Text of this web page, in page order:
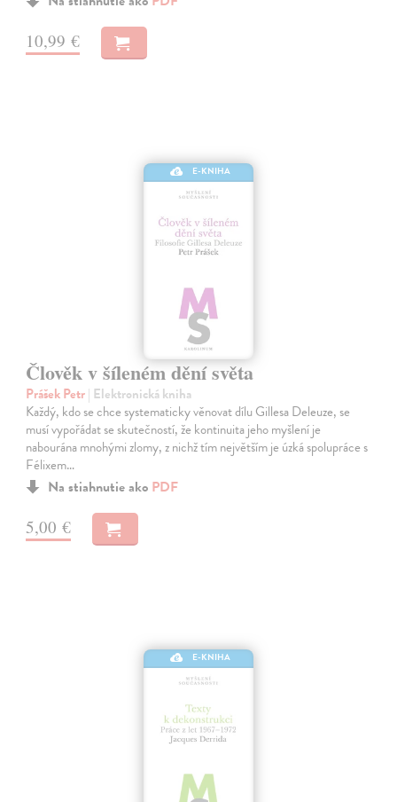
10,99 €
E-KNIHA
Člověk v šíleném dění světa
Prášek Petr| Elektronická kniha
Každý, kdo se chce systematicky věnovat dílu Gillesa Deleuze, se
musí vypořádat se skutečností, že kontinuita jeho myšlení je
nabourána mnohými zlomy, z nichž tím největším je úzká spolupráce s
Félixem…
Na stiahnutie ako PDF
5,00 €
E-KNIHA